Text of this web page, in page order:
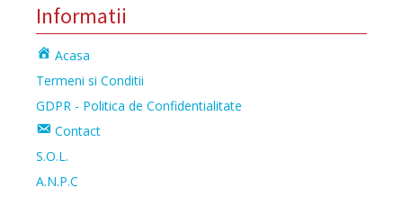
Informatii
Acasa
Termeni si Conditii
GDPR - Politica de Confidentialitate
Contact
S.O.L.
A.N.P.C